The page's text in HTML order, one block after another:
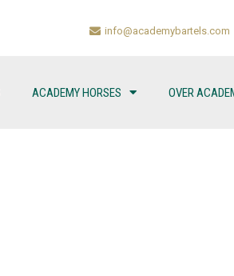
info@academybartels.com
ACADEMY HORSES OVER